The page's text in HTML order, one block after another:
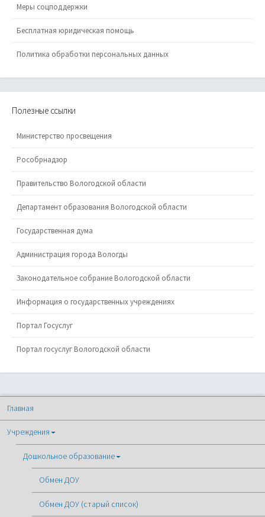
Меры соцподдержки
Бесплатная юридическая помощь
Политика обработки персональных данных
Полезные ссылки
Министерство просвещения
Рособрнадзор
Правительство Вологодской области
Департамент образования Вологодской области
Государственная дума
Администрация города Вологды
Законодательное собрание Вологодской области
Информация о государственных учреждениях
Портал Госуслуг
Портал госуслуг Вологодской области
Главная
Учреждения
Дошкольное образование
Обмен ДОУ
Обмен ДОУ (старый список)